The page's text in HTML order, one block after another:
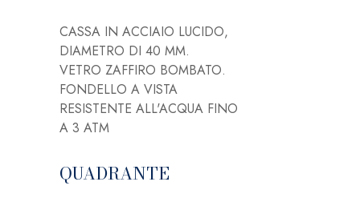
CASSA IN ACCIAIO LUCIDO,
DIAMETRO DI 40 MM.
VETRO ZAFFIRO BOMBATO.
FONDELLO A VISTA
RESISTENTE ALL'ACQUA FINO
A 3 ATM
QUADRANTE